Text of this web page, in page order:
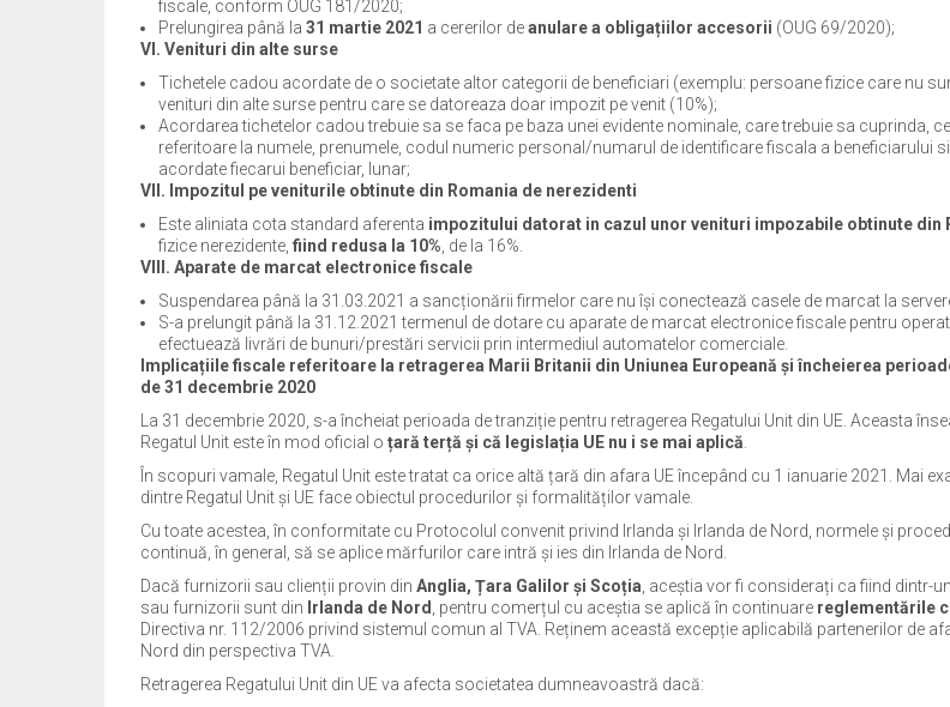
fiscale, conform OUG 181/2020;
Prelungirea până la 31 martie 2021 a cererilor deanulare a obligațiilor accesorii (OUG 69/2020);
VI. Venituri din alte surse
Tichetele cadou acordate de o societate altor categorii de beneficiari (exemplu: persoane fizice care nu
venituri din alte surse pentru care se datoreaza doar impozit pe venit (10%);
Acordarea tichetelor cadou trebuie sa se faca pe baza unei evidente nominale, care trebuie sa cuprinda,
referitoare la numele, prenumele, codul numeric personal/numarul de identificare fiscala a beneficiarului
acordate fiecarui beneficiar, lunar;
VII. Impozitul pe veniturile obtinute din Romania de nerezidenti
Este aliniata cota standard aferenta impozitului datorat in cazul unor venituri impozabile obtinute din
fizice nerezidente, fiind redusa la 10%, de la 16%.
VIII. Aparate de marcat electronice fiscale
Suspendarea până la 31.03.2021 a sancționării firmelor care nu își conectează casele de marcat la
S-a prelungit până la 31.12.2021 termenul de dotare cu aparate de marcat electronice fiscale pentru
efectuează livrări de bunuri/prestări servicii prin intermediul automatelor comerciale.
Implicațiile fiscale referitoare la retragerea Marii Britanii din Uniunea Europeană și încheierea
de 31 decembrie 2020
La 31 decembrie 2020, s-a încheiat perioada de tranziție pentru retragerea Regatului Unit din UE. Aceasta
Regatul Unit este în mod oficial o țară terță și că legislația UE nu i se mai aplică.
În scopuri vamale, Regatul Unit este tratat ca orice altă țară din afara UE începând cu 1 ianuarie 2021. Mai
dintre Regatul Unit și UE face obiectul procedurilor și formalităților vamale.
Cu toate acestea, în conformitate cu Protocolul convenit privind Irlanda și Irlanda de Nord, normele și
continuă, în general, să se aplice mărfurilor care intră și ies din Irlanda de Nord.
Dacă furnizorii sau clienții provin din Anglia, Țara Galilor și Scoția, aceștia vor fi considerați ca fiind dintr-un
sau furnizorii sunt din Irlanda de Nord, pentru comerțul cu aceștia se aplică în continuare reglementările
Directiva nr. 112/2006 privind sistemul comun al TVA. Reținem această excepție aplicabilă partenerilor de
Nord din perspectiva TVA.
Retragerea Regatului Unit din UE va afecta societatea dumneavoastră dacă: